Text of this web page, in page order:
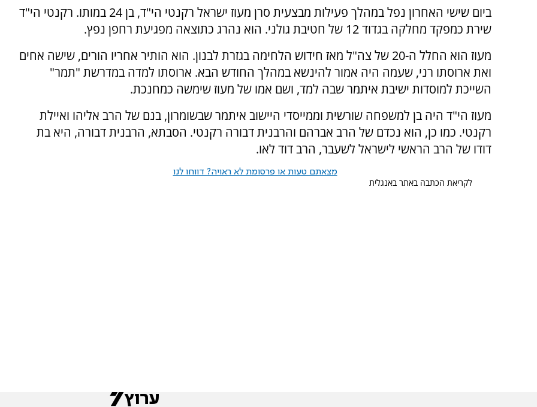
ביום שישי האחרון נפל במהלך פעילות מבצעית סרן מעוז ישראל רקנטי הי"ד, בן 24 במותו. רקנטי הי"ד
שירת כמפקד מחלקה בגדוד 12 של חטיבת גולני. הוא נהרג כתוצאה מפגיעת רחפן נפץ.
מעוז הוא החלל ה-20 של צה"ל מאז חידוש הלחימה בגזרת לבנון. הוא הותיר אחריו הורים, שישה אחים
ואת ארוסתו רני, שעמה היה אמור להינשא במהלך החודש הבא. ארוסתו למדה במדרשת "תמר"
השייכת למוסדות ישיבת איתמר שבה למד, ושם אמו של מעוז שימשה כמחנכת.
מעוז הי"ד היה בן למשפחה שורשית וממייסדי היישוב איתמר שבשומרון, בנם של הרב אליהו ואיילת
רקנטי. כמו כן, הוא נכדם של הרב אברהם והרבנית דבורה רקנטי. הסבתא, הרבנית דבורה, היא בת
דודו של הרב הראשי לישראל לשעבר, הרב דוד לאו.
מצאתם טעות או פרסומת לא ראויה? דווחו לנו
לקריאת הכתבה באתר באנגלית